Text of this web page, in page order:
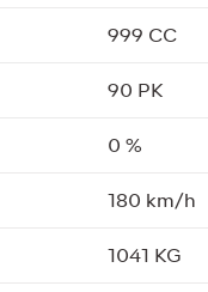
999 CC
90 PK
0 %
180 km/h
1041 KG